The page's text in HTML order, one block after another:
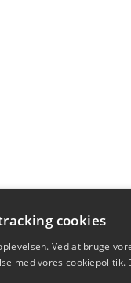
cookies
Ved at bruge
med vores cookiepolitik.